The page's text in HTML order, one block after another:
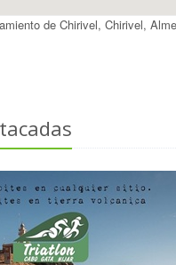
de Chirivel, Chirivel,